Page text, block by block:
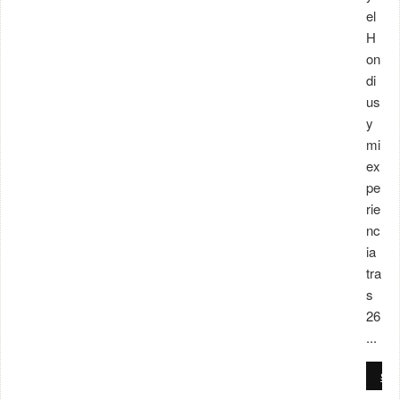
el
H
on
di
us
y
mi
ex
pe
rie
nc
ia
tra
s
26
...